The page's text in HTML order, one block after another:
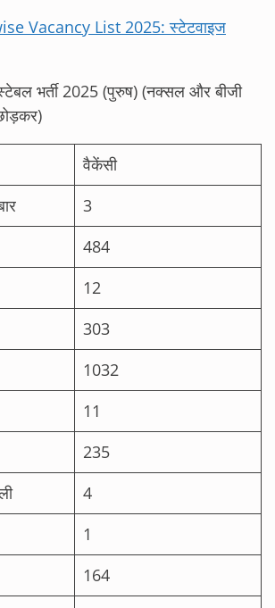
Vacancy List 2025: स्टेटवाइज
भर्ती 2025 (पुरुष) (नक्सल और बीजी
वैकेंसी
3
484
12
303
1032
11
235
4
1
164